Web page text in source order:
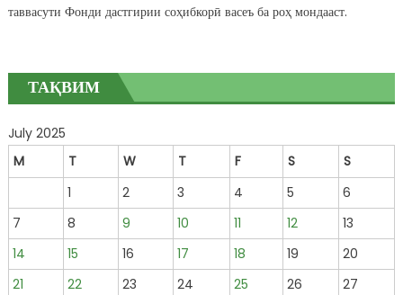
таввасути Фонди дастгирии соҳибкорӣ васеъ ба роҳ мондааст.
ТАҚВИМ
July 2025
M
T W T F S
S
1
2 3 4 5
6
7
8 9 10 11 12
13
14
15 16 17 18 19
20
21
22 23 24 25 26
27